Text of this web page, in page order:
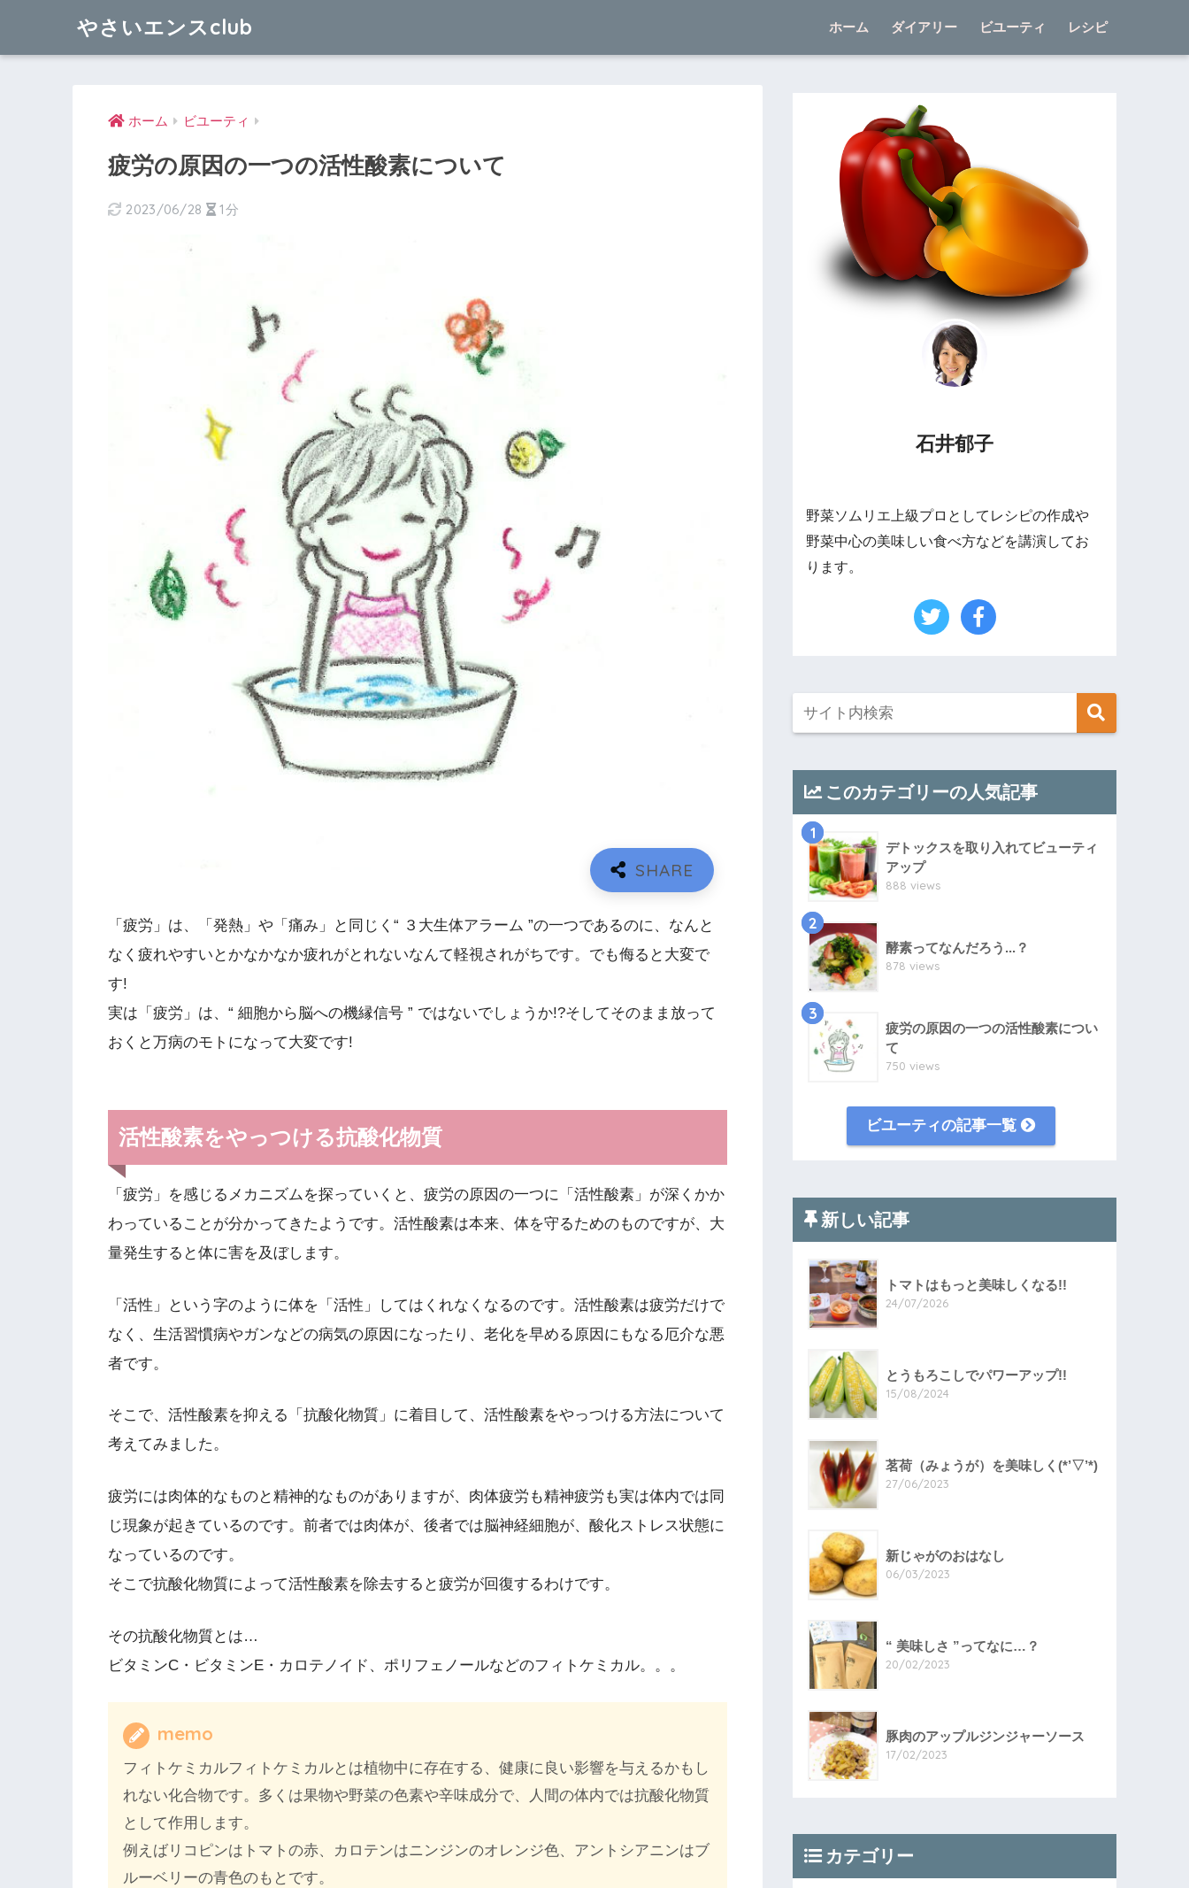
やさいエンスclub ホーム ダイアリー ビユーティ レシピ
ホーム ビユーティ
疲労の原因の一つの活性酸素について
2023/06/28 1分
「疲労」は、「発熱」や「痛み」と同じく“ ３大生体アラーム ”の一つであるのに、なんと
なく疲れやすいとかなかなか疲れがとれないなんて軽視されがちです。でも侮ると大変で
す!
実は「疲労」は、“ 細胞から脳への機縁信号 ” ではないでしょうか!?そしてそのまま放って
おくと万病のモトになって大変です!
活性酸素をやっつける抗酸化物質
「疲労」を感じるメカニズムを探っていくと、疲労の原因の一つに「活性酸素」が深くかか
わっていることが分かってきたようです。活性酸素は本来、体を守るためのものですが、大
量発生すると体に害を及ぼします。
「活性」という字のように体を「活性」してはくれなくなるのです。活性酸素は疲労だけで
なく、生活習慣病やガンなどの病気の原因になったり、老化を早める原因にもなる厄介な悪
者です。
そこで、活性酸素を抑える「抗酸化物質」に着目して、活性酸素をやっつける方法について
考えてみました。
疲労には肉体的なものと精神的なものがありますが、肉体疲労も精神疲労も実は体内では同
じ現象が起きているのです。前者では肉体が、後者では脳神経細胞が、酸化ストレス状態に
なっているのです。
そこで抗酸化物質によって活性酸素を除去すると疲労が回復するわけです。
その抗酸化物質とは…
ビタミンC・ビタミンE・カロテノイド、ポリフェノールなどのフィトケミカル。。。
memo
フィトケミカルフィトケミカルとは植物中に存在する、健康に良い影響を与えるかもし
れない化合物です。多くは果物や野菜の色素や辛味成分で、人間の体内では抗酸化物質
として作用します。
例えばリコピンはトマトの赤、カロテンはニンジンのオレンジ色、アントシアニンはブ
ルーベリーの青色のもとです。
石井郁子
野菜ソムリエ上級プロとしてレシピの作成や
野菜中心の美味しい食べ方などを講演してお
ります。
このカテゴリーの人気記事
1
デトックスを取り入れてビューティ
アップ
888 views
2
酵素ってなんだろう...？
878 views
3
疲労の原因の一つの活性酸素につい
て
750 views
ビユーティの記事一覧
新しい記事
トマトはもっと美味しくなる!!
24/07/2026
とうもろこしでパワーアップ!!
15/08/2024
茗荷（みょうが）を美味しく(*’▽’*)
27/06/2023
新じゃがのおはなし
06/03/2023
“ 美味しさ ”ってなに…？
20/02/2023
豚肉のアップルジンジャーソース
17/02/2023
カテゴリー